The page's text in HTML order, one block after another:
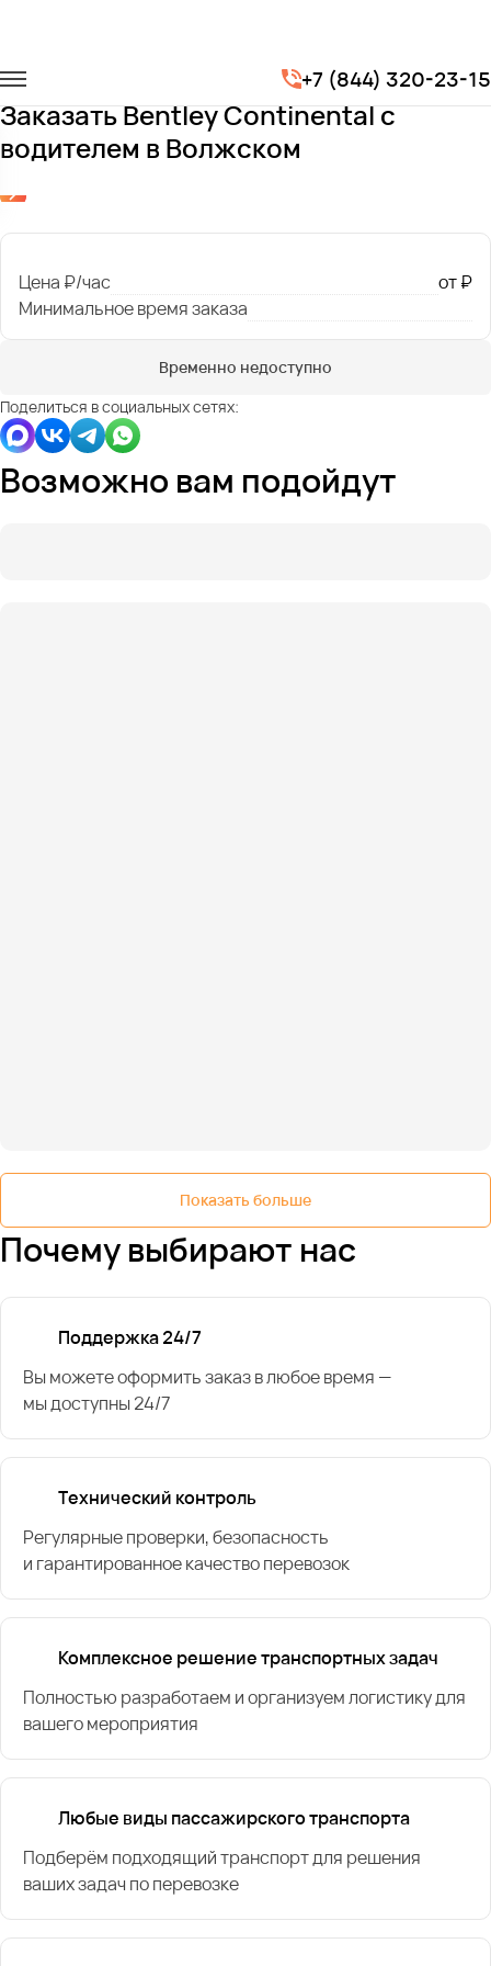
+7 (844) 320-23-15
Легковые автомобили
Bentley Continental
Заказать Bentley Continental с
водителем в Волжском
Цена ₽/час
от ₽
Минимальное время заказа
Временно недоступно
Поделиться в социальных сетях:
Возможно вам подойдут
Показать больше
Почему выбирают нас
Поддержка 24/7
Вы можете оформить заказ в любое время —
мы доступны 24/7
Технический контроль
Регулярные проверки, безопасность
и гарантированное качество перевозок
Комплексное решение транспортных задач
Полностью разработаем и организуем логистику для
вашего мероприятия
Любые виды пассажирского транспорта
Подберём подходящий транспорт для решения
ваших задач по перевозке